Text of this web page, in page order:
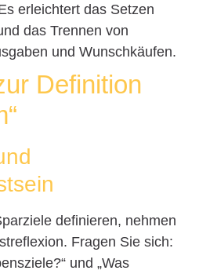
erleichtert das Setzen
das Trennen von
und Wunschkäufen.
Definition
definieren, nehmen
Fragen Sie sich:
und „Was